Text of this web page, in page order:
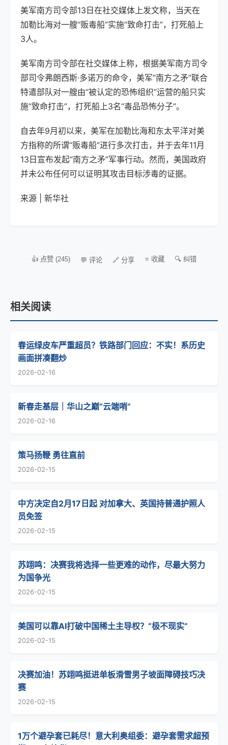
美军南方司令部13日在社交媒体上发文称，当天在
加勒比海对一艘“贩毒船”实施“致命打击”，打死船上
3人。
美军南方司令部在社交媒体上称，根据美军南方司令
部司令弗朗西斯·多诺万的命令，美军“南方之矛”联合
特遣部队对一艘由“被认定的恐怖组织”运营的船只实
施“致命打击”，打死船上3名“毒品恐怖分子”。
自去年9月初以来，美军在加勒比海和东太平洋对美
方指称的所谓“贩毒船”进行多次打击，并于去年11月
13日宣布发起“南方之矛”军事行动。然而，美国政府
并未公布任何可以证明其攻击目标涉毒的证据。
来源 | 新华社
👍 点赞 (245) 💬 评论 🔗 分享 ⭐ 收藏 🔍 纠错
相关阅读
春运绿皮车严重超员？铁路部门回应：不实！系历史
画面拼凑翻炒
2026-02-16
新春走基层｜华山之巅“云端哨”
2026-02-16
策马扬鞭 勇往直前
2026-02-15
中方决定自2月17日起 对加拿大、英国持普通护照人
员免签
2026-02-15
苏翊鸣：决赛我将选择一些更难的动作，尽最大努力
为国争光
2026-02-15
美国可以靠AI打破中国稀土主导权？“极不现实”
2026-02-15
决赛加油！苏翊鸣挺进单板滑雪男子坡面障碍技巧决
赛
2026-02-15
1万个避孕套已耗尽！意大利奥组委：避孕套需求超预